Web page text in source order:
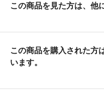
この商品を見た方は、他
この商品を購入された方
います。